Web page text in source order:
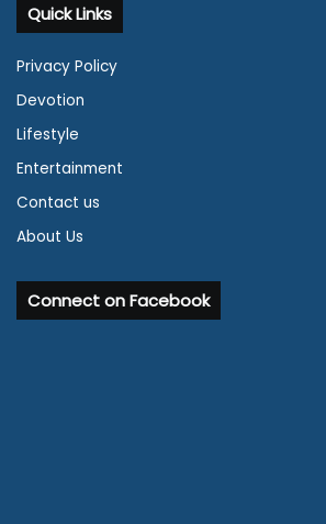
Quick Links
Privacy Policy
Devotion
Lifestyle
Entertainment
Contact us
About Us
Connect on Facebook